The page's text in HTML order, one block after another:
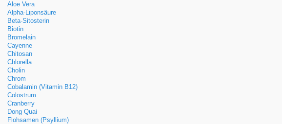
Aloe Vera
Alpha-Liponsäure
Beta-Sitosterin
Biotin
Bromelain
Cayenne
Chitosan
Chlorella
Cholin
Chrom
Cobalamin (Vitamin B12)
Colostrum
Cranberry
Dong Quai
Flohsamen (Psyllium)